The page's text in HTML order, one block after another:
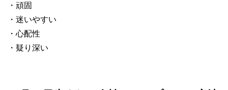
・頑固
・迷いやすい
・心配性
・疑り深い